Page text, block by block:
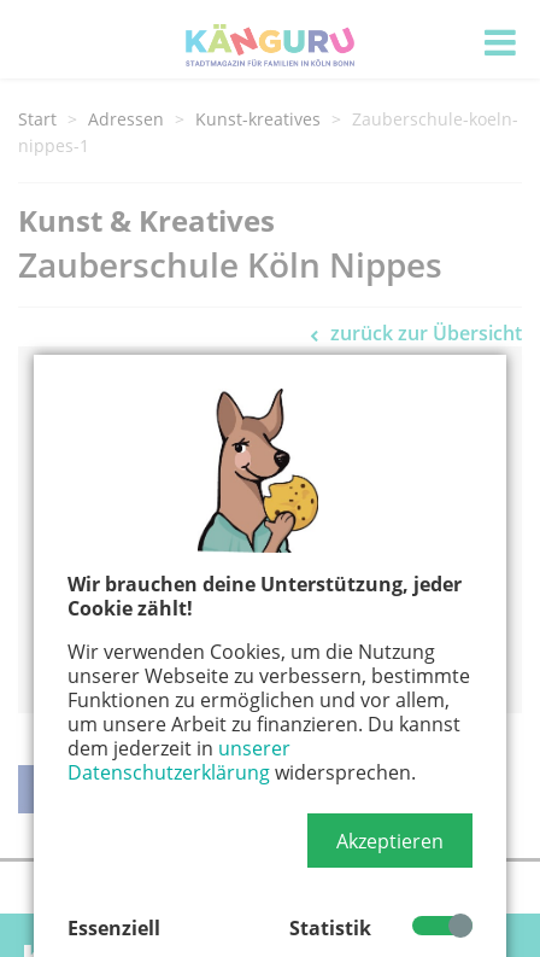
Wir brauchen deine Unterstützung, jeder
Cookie zählt!
Wir verwenden Cookies, um die Nutzung
unserer Webseite zu verbessern, bestimmte
Funktionen zu ermöglichen und vor allem,
um unsere Arbeit zu finanzieren. Du kannst
dem jederzeit in unserer
Datenschutzerklärungwidersprechen.
Akzeptieren
Essenziell
Statistik
Start Adressen Kunst-kreatives
Zauberschule-koeln-
nippes-1
Kunst & Kreatives
Zauberschule Köln Nippes
zurück zur Übersicht
Adress Informationen
Zauberschule Köln Nippes
Kempener Str. 24
www.zauberschule-koeln-nippes.de
Alles von diesem Veranstalter anzeigen
Auf Google Maps anzeigen